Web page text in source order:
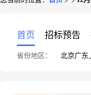
首页 招标预告
省份地区： 北京广东